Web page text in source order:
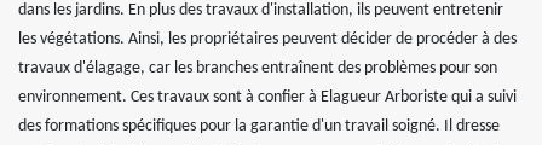
dans les jardins. En plus des travaux d'installation, ils peuvent entretenir
les végétations. Ainsi, les propriétaires peuvent décider de procéder à des
travaux d'élagage, car les branches entraînent des problèmes pour son
environnement. Ces travaux sont à confier à Elagueur Arboriste qui a suivi
des formations spécifiques pour la garantie d'un travail soigné. Il dresse